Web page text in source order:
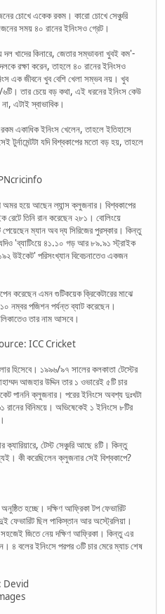
চোখে একেক রকম। কারো চোখে সেঞ্চুরি
সময় ৪০ রানের ইনিংসও গ্রেট।
খাদের কিনারে, জেতার সম্ভাবনা খুবই কম'-
রক্ষা করেন, তাহলে ৪০ রানের ইনিংসও
এক জীবনে খুব বেশি খেলা সম্ভব নয়। খুব
তার চেয়ে বড় কথা, এই ধরনের ইনিংস কেউ
না, এটাই স্বাভাবিক।
একাধিক ইনিংস খেলেন, তাহলে ইতিহাসে
যদি বিশ্বকাপের মতো বড় হয়, তাহলে
অমর হয়ে আছেন ল্যান্স ক্লুজনার। বিশ্বকাপের
রেটে তিনি রান করেছেন ২৮১। বোলিংয়ে
ম্যান অব দ্য সিরিজের পুরস্কার। কিন্তু
'ব্যাটিংয়ে ৪১.১০ গড় আর ৮৯.৯১ স্ট্রাইক
উইকেট' পরিসংখ্যান বিবেচনাতেও একজন
করেছেন এমন গুটিকয়েক ক্রিকেটারের মাঝে
পজিশন পর্যন্ত ব্যাট করেছেন।
তার নাম আসবে।
source: ICC Cricket
হিসেবে। ১৯৯৬/৯৭ সালের কলকাতা টেস্টের
আজহার উদ্দিন তার ১ ওভারেই ৫টি চার
পাননি ক্লুজনার। পরের ইনিংসে অবশ্য দুঃখটা
বিনিময়ে। অভিষেকেই ১ ইনিংসে ৮টির
ক্যারিয়ারে, টেস্ট সেঞ্চুরি আছে ৪টি। কিন্তু
কী করেছিলেন ক্লুজনার সেই বিশ্বকাপে?
হচ্ছে। দক্ষিণ আফ্রিকা টপ ফেভারিট
দুই ফেভারিট ছিল পাকিস্তান আর অস্ট্রেলিয়া।
সহজেই জিতে নেয় দক্ষিণ আফ্রিকা। কিন্তু এর
৪ বলের ইনিংসে পরপর ৩টি চার মেরে ম্যাচ শেষ
Devid